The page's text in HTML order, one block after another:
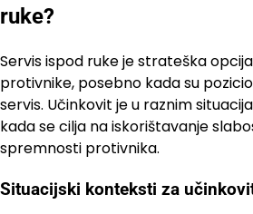
ruke?
Servis ispod ruke je strateška
protivnike, posebno kada su
servis. Učinkovit je u raznim
kada se cilja na iskorištavanje
spremnosti protivnika.
Situacijski konteksti za